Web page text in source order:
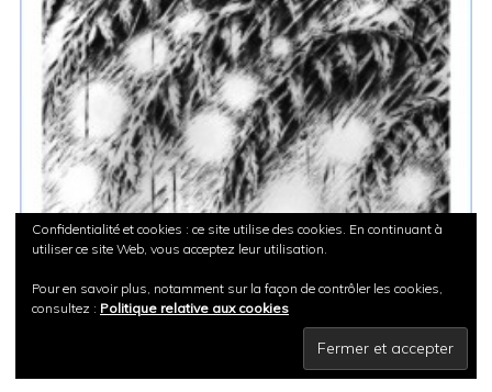
GRAINES D’ÉTOILES
Mentions Légales //
WebCréation31, création de sites Internet à Toulouse
Confidentialité et cookies : ce site utilise des cookies. En continuant à
utiliser ce site Web, vous acceptez leur utilisation.
Pour en savoir plus, notamment sur la façon de contrôler les cookies,
consultez : Politique relative aux cookies